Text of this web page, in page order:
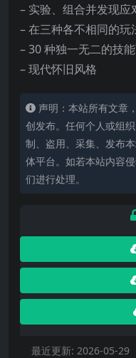
– 实验、组合并发现应
– 在三种各不相同的玩
– 30 种独一无二的技
– 现代怀旧风格
声明：本站所有文章
创发布。任何个人或组
制、盗用、采集、发布
体平台。如若本站内容
们进行处理。
最近更新: 2026-05-29